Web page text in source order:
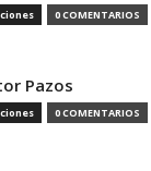
0 COMENTARIOS
Pazos
0 COMENTARIOS